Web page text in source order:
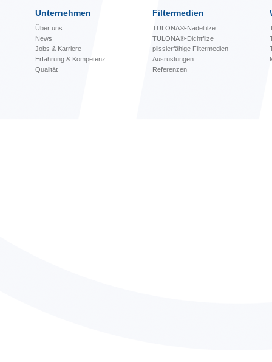
Unternehmen Filtermedien
Über uns
News
Jobs & Karriere
Erfahrung & Kompetenz
Qualität
TULONA®-Nadelfilze
TULONA®-Dichtfilze
plissierfähige Filtermedien
Ausrüstungen
Referenzen